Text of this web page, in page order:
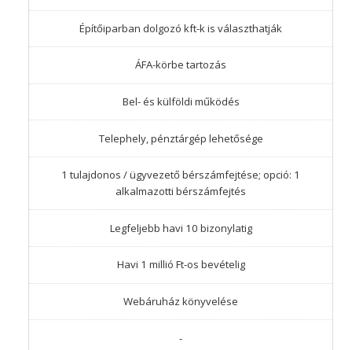
Építőiparban dolgozó kft-k is választhatják
ÁFA-körbe tartozás
Bel- és külföldi működés
Telephely, pénztárgép lehetősége
1 tulajdonos / ügyvezető bérszámfejtése; opció: 1
alkalmazotti bérszámfejtés
Legfeljebb havi 10 bizonylatig
Havi 1 millió Ft-os bevételig
Webáruház könyvelése
-